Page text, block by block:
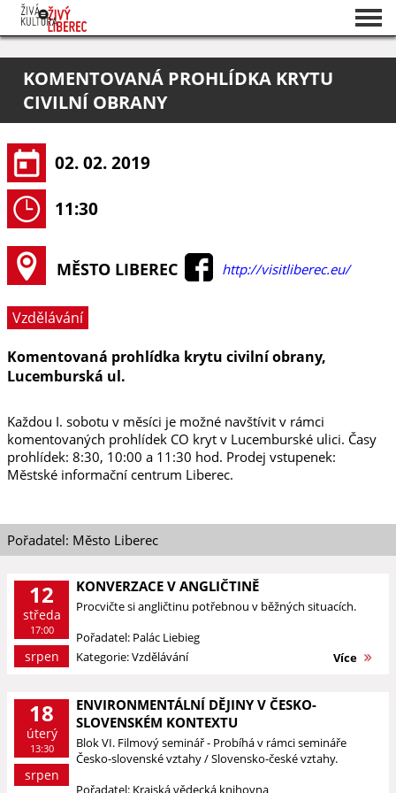
O projektu
Pořadatelé
KOMENTOVANÁ PROHLÍDKA KRYTU
CIVILNÍ OBRANY
02. 02. 2019
11:30
MĚSTO LIBEREC http://visitliberec.eu/
Vzdělávání
Komentovaná prohlídka krytu civilní obrany,
Lucemburská ul.
Každou I. sobotu v měsíci je možné navštívit v rámci
komentovaných prohlídek CO kryt v Lucemburské ulici. Časy
prohlídek: 8:30, 10:00 a 11:30 hod. Prodej vstupenek:
Městské informační centrum Liberec.
Pořadatel: Město Liberec
12
středa
17:00
srpen
KONVERZACE V ANGLIČTINĚ
Procvičte si angličtinu potřebnou v běžných situacích.
Pořadatel: Palác Liebieg
Kategorie: Vzdělávání
Více
18
úterý
13:30
srpen
ENVIRONMENTÁLNÍ DĚJINY V ČESKO-
SLOVENSKÉM KONTEXTU
Blok VI. Filmový seminář - Probíhá v rámci semináře
Česko-slovenské vztahy / Slovensko-české vztahy.
Pořadatel: Krajská vědecká knihovna